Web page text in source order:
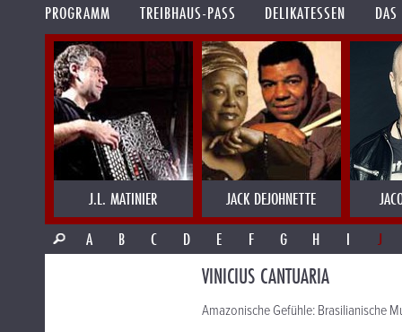
PROGRAMM TREIBHAUS-PASS DELIKATESSEN
J.L. MATINIER JACK DEJOHNETTE
A
B C D E F G H I J
VINICIUS CANTUARIA
Amazonische Gefühle: Brasilianische